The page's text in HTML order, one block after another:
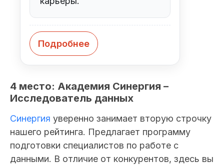
Подробнее
4 место: Академия Синергия –
Исследователь данных
Синергия уверенно занимает вторую строчку
нашего рейтинга. Предлагает программу
подготовки специалистов по работе с
данными. В отличие от конкурентов, здесь вы